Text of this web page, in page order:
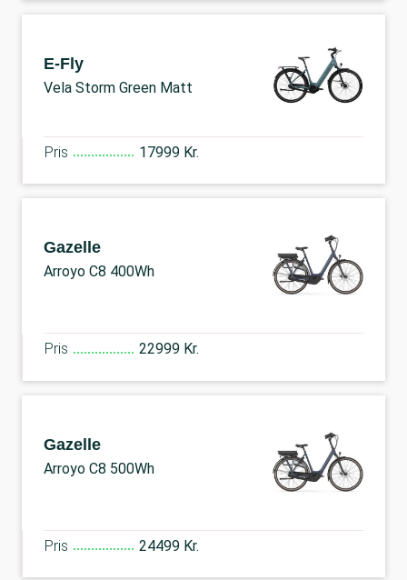
E-Fly
Vela Storm Green Matt
Pris 17999 Kr.
Gazelle
Arroyo C8 400Wh
Pris 22999 Kr.
Gazelle
Arroyo C8 500Wh
Pris 24499 Kr.